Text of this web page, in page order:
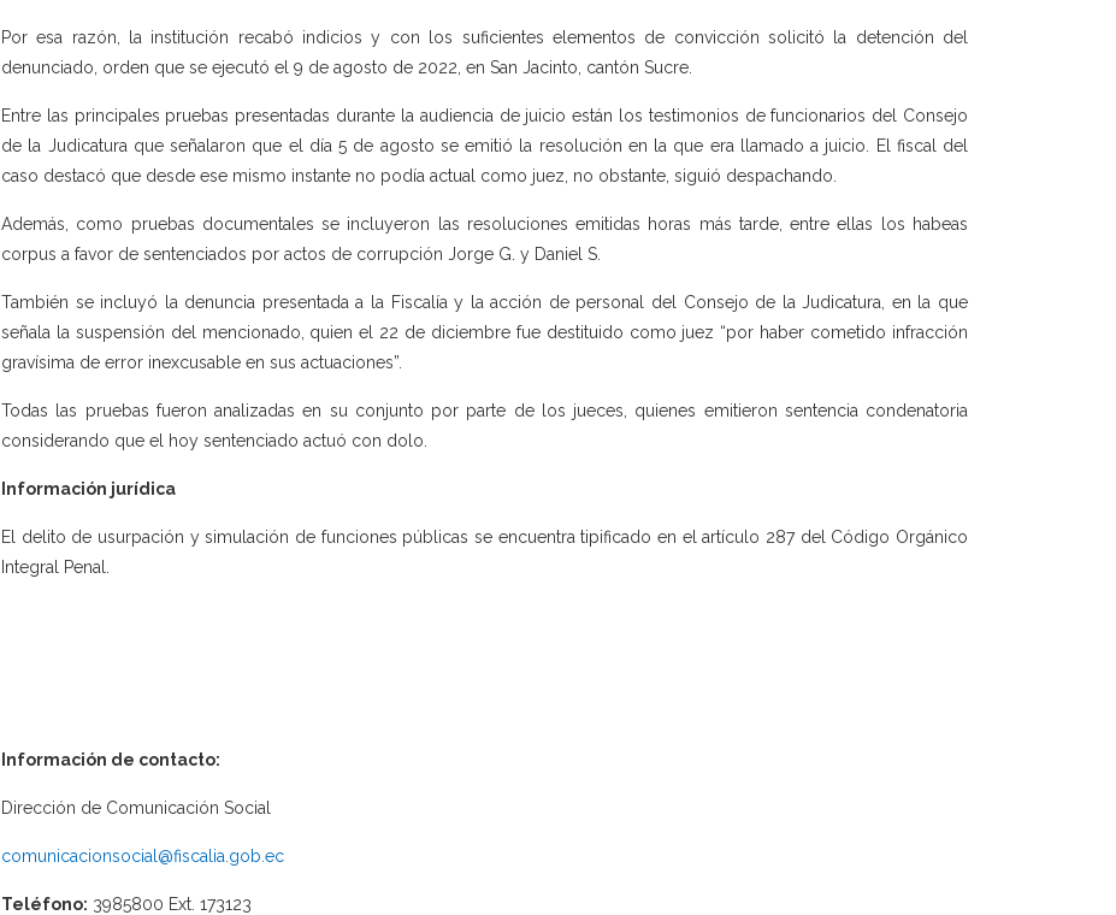
Por esa razón, la institución recabó indicios y con los suficientes elementos de convicción solicitó la detención del
denunciado, orden que se ejecutó el 9 de agosto de 2022, en San Jacinto, cantón Sucre.
Entre las principales pruebas presentadas durante la audiencia de juicio están los testimonios de funcionarios del Consejo
de la Judicatura que señalaron que el día 5 de agosto se emitió la resolución en la que era llamado a juicio. El fiscal del
caso destacó que desde ese mismo instante no podía actual como juez, no obstante, siguió despachando.
Además, como pruebas documentales se incluyeron las resoluciones emitidas horas más tarde, entre ellas los habeas
corpus a favor de sentenciados por actos de corrupción Jorge G. y Daniel S.
También se incluyó la denuncia presentada a la Fiscalía y la acción de personal del Consejo de la Judicatura, en la que
señala la suspensión del mencionado, quien el 22 de diciembre fue destituido como juez “por haber cometido infracción
gravísima de error inexcusable en sus actuaciones”.
Todas las pruebas fueron analizadas en su conjunto por parte de los jueces, quienes emitieron sentencia condenatoria
considerando que el hoy sentenciado actuó con dolo.
Información jurídica
El delito de usurpación y simulación de funciones públicas se encuentra tipificado en el artículo 287 del Código Orgánico
Integral Penal.
Información de contacto:
Dirección de Comunicación Social
comunicacionsocial@fiscalia.gob.ec
Teléfono: 3985800 Ext. 173123